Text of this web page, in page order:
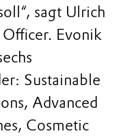
sagt Ulrich
Evonik
Sustainable
Advanced
Cosmetic